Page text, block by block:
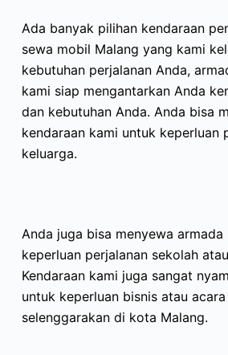
Ada banyak pilihan kendaraan
sewa mobil Malang yang kami
kebutuhan perjalanan Anda,
kami siap mengantarkan Anda
dan kebutuhan Anda. Anda bisa
kendaraan kami untuk keperluan
keluarga.
Anda juga bisa menyewa
keperluan perjalanan sekolah
Kendaraan kami juga sangat
untuk keperluan bisnis atau
selenggarakan di kota Malang.